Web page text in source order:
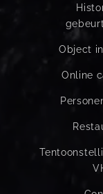
Object
Online